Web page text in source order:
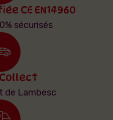
CE EN14960
sécurisés
de Lambesc